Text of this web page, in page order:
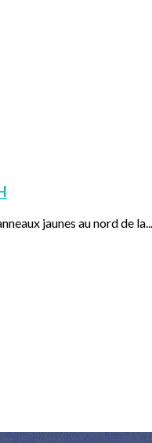
jaunes au nord de la...